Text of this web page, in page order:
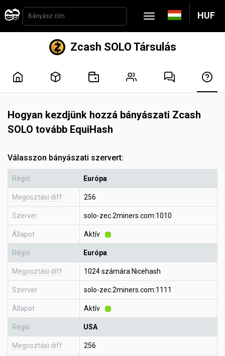
HUF
Zcash SOLO Társulás
Hogyan kezdjünk hozzá bányászati Zcash
SOLO tovább EquiHash
Válasszon bányászati szervert:
Régió Európa
Megosztási diff 256
Szerver solo-zec.2miners.com:1010
Állapot Aktív
Régió Európa
Megosztási diff 1024 számára Nicehash
Szerver solo-zec.2miners.com:1111
Állapot Aktív
Régió USA
Megosztási diff 256